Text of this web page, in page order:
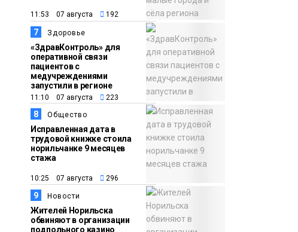
11:53 07 августа 192
7 Здоровье
«ЗдравКонтроль» для
оперативной связи
пациентов с
медучреждениями
запустили в регионе
11:10 07 августа 223
8 Общество
Исправленная дата в
трудовой книжке стоила
норильчанке 9 месяцев
стажа
10:25 07 августа 296
9 Новости
Жителей Норильска
обвиняют в организации
подпольного казино